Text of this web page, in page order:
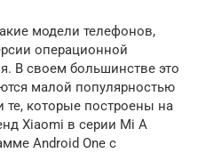
модели телефонов,
операционной
В своем большинстве это
малой популярностью
те, которые построены на
Xiaomi в серии Mi A
Android One с